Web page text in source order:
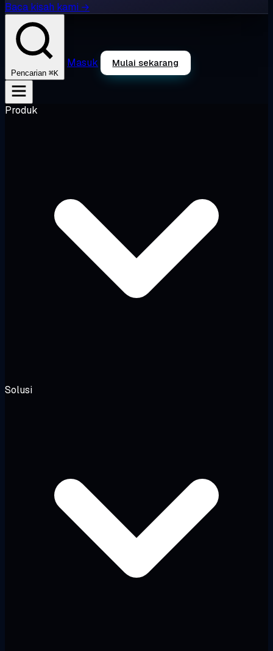
Baca kisah kami →
Pencarian ⌘K
Masuk Mulai sekarang
Produk
Solusi